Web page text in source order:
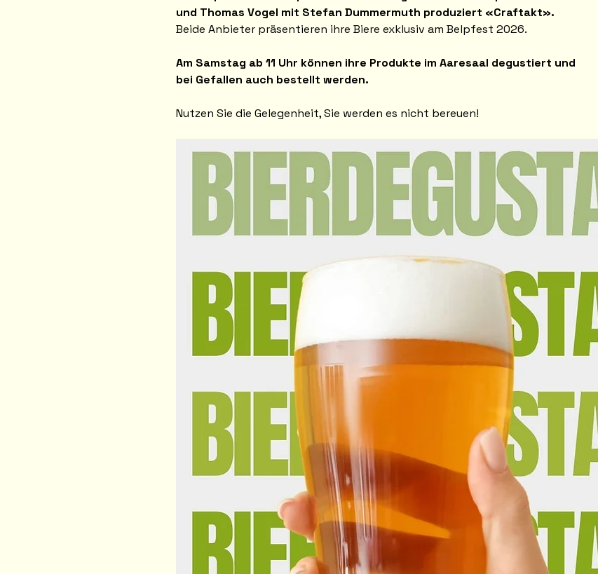
und Thomas Vogel mit Stefan Dummermuth produziert «Craftakt».
Beide Anbieter präsentieren ihre Biere exklusiv am Belpfest 2026.
Am Samstag ab 11 Uhr können ihre Produkte im Aaresaal degustiert und
bei Gefallen auch bestellt werden.
Nutzen Sie die Gelegenheit, Sie werden es nicht bereuen!